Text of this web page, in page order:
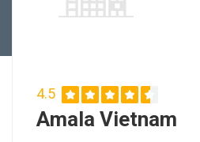
4.5
Amala Vietnam